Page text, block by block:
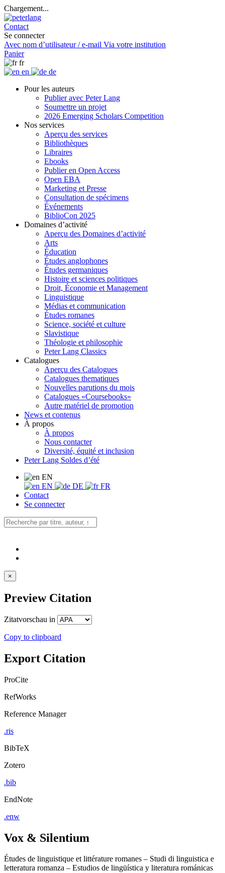
Chargement...
Contact
Se connecter
Avec nom d’utilisateur / e-mail Via votre institution
Panier
fr
en
de
Pour les auteurs
Publier avec Peter Lang
Soumettre un projet
2026 Emerging Scholars Competition
Nos services
Aperçu des services
Bibliothèques
Libraires
Ebooks
Publier en Open Access
Open EBA
Marketing et Presse
Consultation de spécimens
Événements
BiblioCon 2025
Domaines d’activité
Aperçu des Domaines d’activité
Arts
Éducation
Études anglophones
Études germaniques
Histoire et sciences politiques
Droit, Économie et Management
Linguistique
Médias et communication
Études romanes
Science, société et culture
Slavistique
Théologie et philosophie
Peter Lang Classics
Catalogues
Aperçu des Catalogues
Catalogues thematiques
Nouvelles parutions du mois
Catalogues «Coursebooks»
Autre matériel de promotion
News et contenus
À propos
À propos
Nous contacter
Diversité, équité et inclusion
Peter Lang Soldes d’été
EN
EN
DE
FR
Contact
Se connecter
×
Preview Citation
Zitatvorschau in
Copy to clipboard
Export Citation
ProCite
RefWorks
Reference Manager
.ris
BibTeX
Zotero
.bib
EndNote
.enw
Vox & Silentium
Études de linguistique et littérature romanes – Studi di linguistica e
letteratura romanza – Estudios de lingüística y literatura románicas